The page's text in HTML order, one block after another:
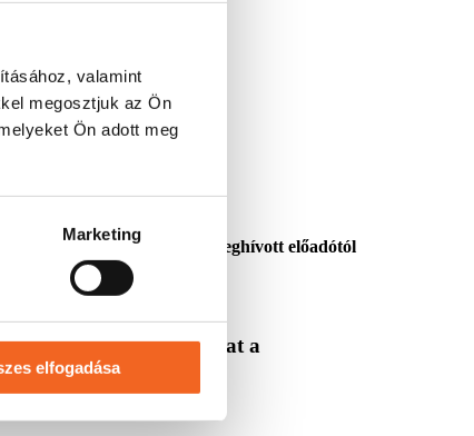
valamint
megosztjuk az Ön
Ön adott meg
Marketing
elfogadása
beszélgetünk és meghívott előadótól
a pontos információkat a